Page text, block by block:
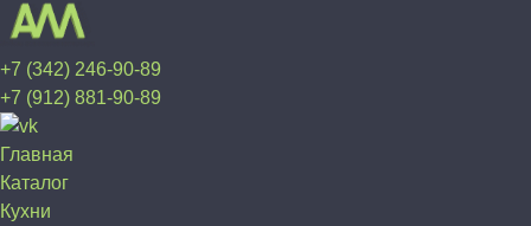
+7 (342) 246-90-89
+7 (912) 881-90-89
Главная
Каталог
Кухни